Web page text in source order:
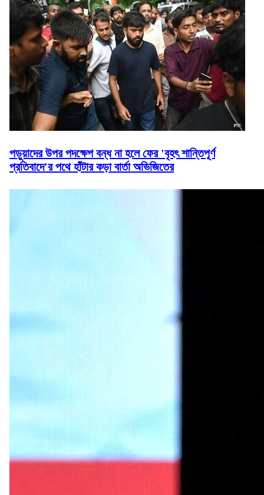
পড়ুয়াদের উপর পদক্ষেপ বন্ধ না হলে ফের 'বৃহৎ শান্তিপূর্ণ
প্রতিবাদে'র পথে হাঁটার কড়া বার্তা অভিজিতের